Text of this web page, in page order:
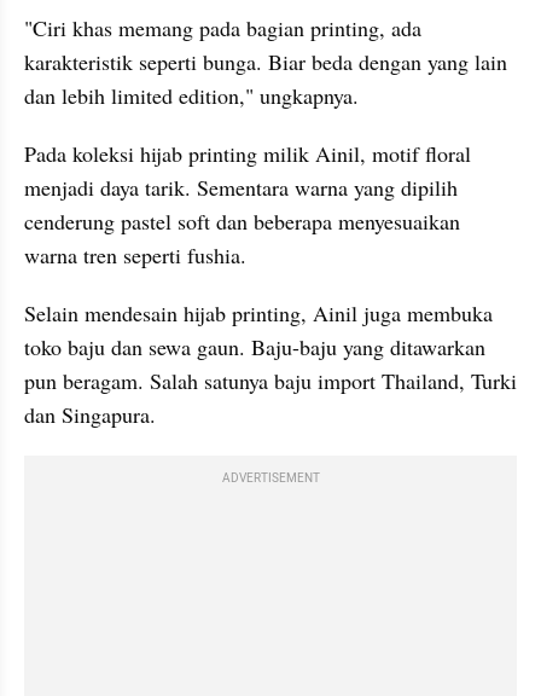
"Ciri khas memang pada bagian printing, ada
karakteristik seperti bunga. Biar beda dengan yang lain
dan lebih limited edition," ungkapnya.
Pada koleksi hijab printing milik Ainil, motif floral
menjadi daya tarik. Sementara warna yang dipilih
cenderung pastel soft dan beberapa menyesuaikan
warna tren seperti fushia.
Selain mendesain hijab printing, Ainil juga membuka
toko baju dan sewa gaun. Baju-baju yang ditawarkan
pun beragam. Salah satunya baju import Thailand, Turki
dan Singapura.
ADVERTISEMENT